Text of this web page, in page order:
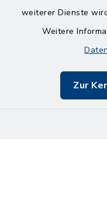
weiterer Dienste
Weitere
Zur